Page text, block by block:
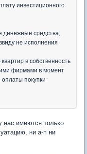
инвестиционного
средства,
не исполнения
в собственность
фирмами в момент
покупки
нас имеются только
ни а-п ни